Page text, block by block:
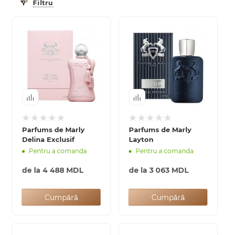
Filtru
Parfums de Marly
Delina Exclusif
Pentru a comanda
de la 4 488 MDL
Cumpără
Parfums de Marly
Layton
Pentru a comanda
de la 3 063 MDL
Cumpără